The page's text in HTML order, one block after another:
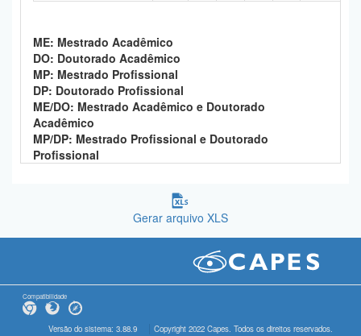
ME: Mestrado Acadêmico
DO: Doutorado Acadêmico
MP: Mestrado Profissional
DP: Doutorado Profissional
ME/DO: Mestrado Acadêmico e Doutorado
Acadêmico
MP/DP: Mestrado Profissional e Doutorado
Profissional
Gerar arquivo XLS
Compatibilidade
Versão do sistema: 3.88.9 Copyright 2022 Capes. Todos os direitos reservados.